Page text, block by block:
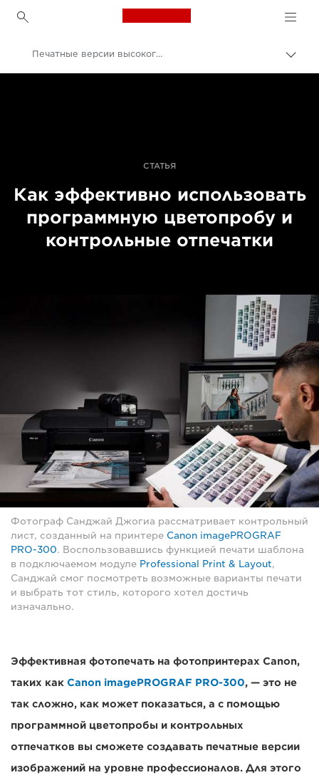
Canon Logo, back to
Печатные версии высокого качества с программной цветопробой и контрольными отпечатками
СТАТЬЯ
Как эффективно использовать
программную цветопробу и
контрольные отпечатки
Фотограф Санджай Джогиа рассматривает контрольный
лист, созданный на принтере Canon imagePROGRAF
PRO-300. Воспользовавшись функцией печати шаблона
в подключаемом модуле Professional Print & Layout,
Санджай смог посмотреть возможные варианты печати
и выбрать тот стиль, которого хотел достичь
изначально.
Эффективная фотопечать на фотопринтерах Canon,
таких как Canon imagePROGRAF PRO-300, — это не
так сложно, как может показаться, а с помощью
программной цветопробы и контрольных
отпечатков вы сможете создавать печатные версии
изображений на уровне профессионалов. Для этого